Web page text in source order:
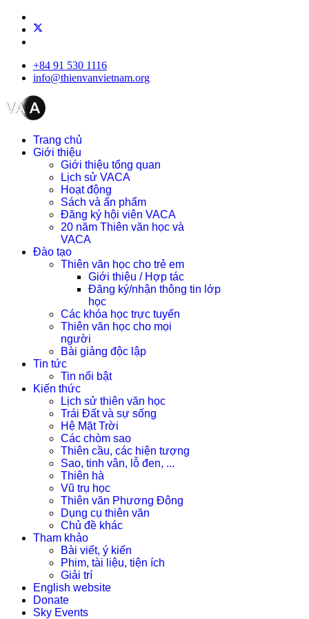
+84 91 530 1116
info@thienvanvietnam.org
Trang chủ
Giới thiệu
Giới thiệu tổng quan
Lịch sử VACA
Hoạt động
Sách và ấn phẩm
Đăng ký hội viên VACA
20 năm Thiên văn học và
VACA
Đào tạo
Thiên văn học cho trẻ em
Giới thiệu / Hợp tác
Đăng ký/nhận thông tin lớp
học
Các khóa học trực tuyến
Thiên văn học cho mọi
người
Bài giảng độc lập
Tin tức
Tin nổi bật
Kiến thức
Lịch sử thiên văn học
Trái Đất và sự sống
Hệ Mặt Trời
Các chòm sao
Thiên cầu, các hiện tượng
Sao, tinh vân, lỗ đen, ...
Thiên hà
Vũ trụ học
Thiên văn Phương Đông
Dụng cụ thiên văn
Chủ đề khác
Tham khảo
Bài viết, ý kiến
Phim, tài liệu, tiện ích
Giải trí
English website
Donate
Sky Events